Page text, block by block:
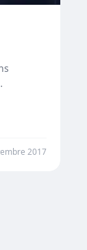
2017